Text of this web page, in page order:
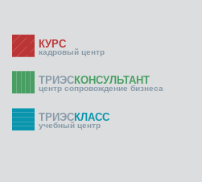
КУРС
кадровый центр
ТРИЭСКОНСУЛЬТАНТ
центр сопровождение бизнеса
ТРИЭСКЛАСС
учебный центр